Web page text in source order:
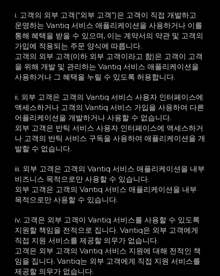
i. 고객의 외부 고객(“외부 고객”)은 고객이 직접 개발하고
운영하는 Vantiq 서비스 애플리케이션을 사용하거나 이를
통해 혜택을 받을 수 있으며, 이는 계약서의 약관 및 고객의
가입에 적용되는 주문 양식에 따릅니다.
고객의 외부 고객(이하 외부 고객이라고 함)은 고객이 고객
을 위해 개발 및 관리하는 Vantiq 서비스 애플리케이션을
사용하거나 그 혜택을 누릴 수 있도록 허용합니다.
ii. 외부 고객은 고객의 Vantiq 서비스 사용자 인터페이스에
액세스하거나 고객의 Vantiq 서비스 가입을 사용하여 다른
어플리케이션을 개발하거나 사용할 수 없습니다.
외부 고객은 반틱 서비스 사용자 인터페이스에 액세스하거
나 고객의 반틱 서비스 구독을 사용하여 애플리케이션을 개
발할 수 없습니다.
iii. 외부 고객은 고객의 Vantiq 서비스 애플리케이션을 내부
비즈니스 목적으로만 사용할 수 있습니다.
외부 고객은 고객의 Vantiq 서비스 애플리케이션을 내부
목적으로만 사용할 수 있습니다.
iv. 고객은 외부 고객이 Vantiq 서비스를 사용할 수 있도록
지원할 책임을 전적으로 집니다. Vantiq은 외부 고객에게
직접 지원 서비스를 제공할 의무가 없습니다.
고객은 외부 고객의 Vantiq 서비스 지원에 대해 전적인 책
임을 집니다. Vantiq는 외부 고객에게 직접 지원 서비스를
제공할 의무가 없습니다.